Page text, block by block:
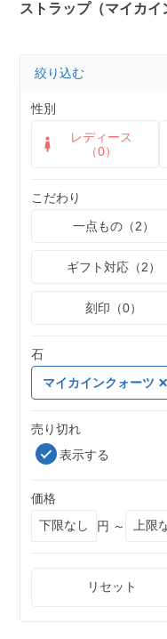
ストラップ（マイカイ
絞り込む
性別
レディース
（0）
こだわり
一点もの（2）
ギフト対応（2）
刻印（0）
石
マイカインクォーツ
売り切れ
表示する
価格
円 ～
リセット